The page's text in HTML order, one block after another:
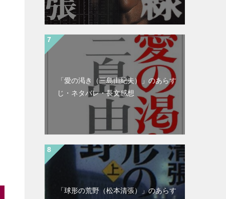
「愛の渇き（三島由紀夫）」のあらす
じ・ネタバレ・長文感想
「球形の荒野（松本清張）」のあらす